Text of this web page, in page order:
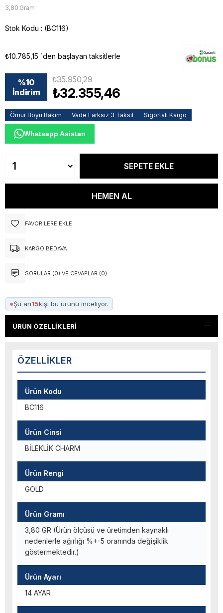
3,80 Gram
Stok Kodu (BC116)
₺10.785,15 `den başlayan taksitlerle
%10
İndirim
₺35.950,29
₺32.355,46
Ömür Boyu Bakım Vade Farksız 3 Taksit Sigortalı Kargo
Whatsapp Asistan
FAVORILERE EKLE
KARGO BEDAVA
SORULAR (0) VE CEVAPLAR (0)
●Şu an15kişi bu ürünü inceliyor.
ÜRÜN ÖZELLIKLERI
ÖZELLIKLER
Ürün Kodu
BC116
Ürün Cinsi
BİLEKLİK CHARM
Ürün Rengi
GOLD
Ürün Gramı
3,80 GR (Ürün ölçüsü ve üretimden kaynaklı
nedenlerle ağırlığı %+-5 oranında değişiklik
göstermektedir.)
Ürün Ayarı
14 AYAR